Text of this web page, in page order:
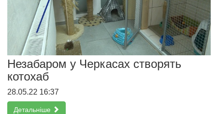
Незабаром у Черкасах створять
котохаб
28.05.22 16:37
Детальніше